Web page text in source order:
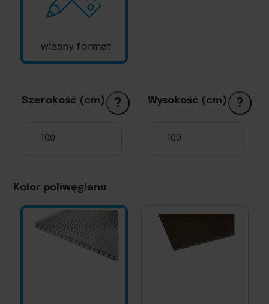
własny format
Szerokość (cm) ? Wysokość (cm) ?
Kolor poliwęglanu